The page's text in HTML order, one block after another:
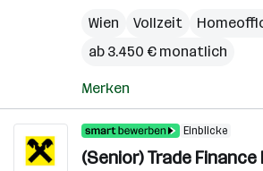
Wien
Vollzeit
ab 3.450 € monatlich
Merken
Einblicke
(Senior) Trade